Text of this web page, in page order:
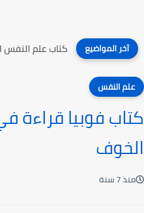
آخر المواضيع كتاب علم النفس
علم النفس
كتاب فوبيا قراءة
الخوف
منذ 7 سنة